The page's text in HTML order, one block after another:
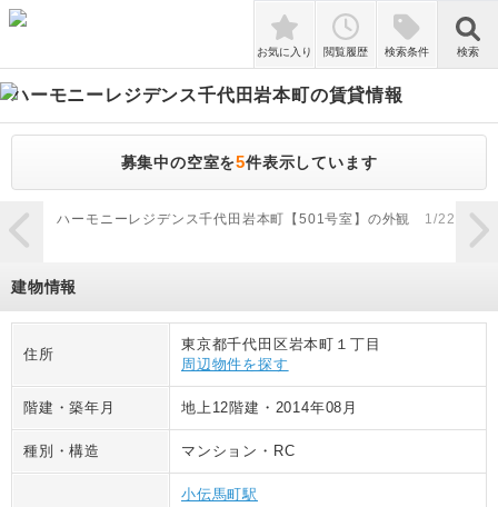
検索
お気に入り 閲覧履歴 検索条件 検索
ハーモニーレジデンス千代田岩本町の賃貸情報
募集中の空室を5件表示しています
zoom_in
ハーモニーレジデンス千代田岩本町【501号室】の外観 1/22 ハ
建物情報
住所
東京都千代田区岩本町１丁目
周辺物件を探す
階建・築年月 地上12階建 ・ 2014年08月
種別・構造 マンション ・ RC
小伝馬町駅